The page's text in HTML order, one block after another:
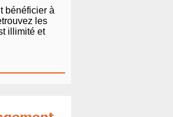
bénéficier à
les
illimité et